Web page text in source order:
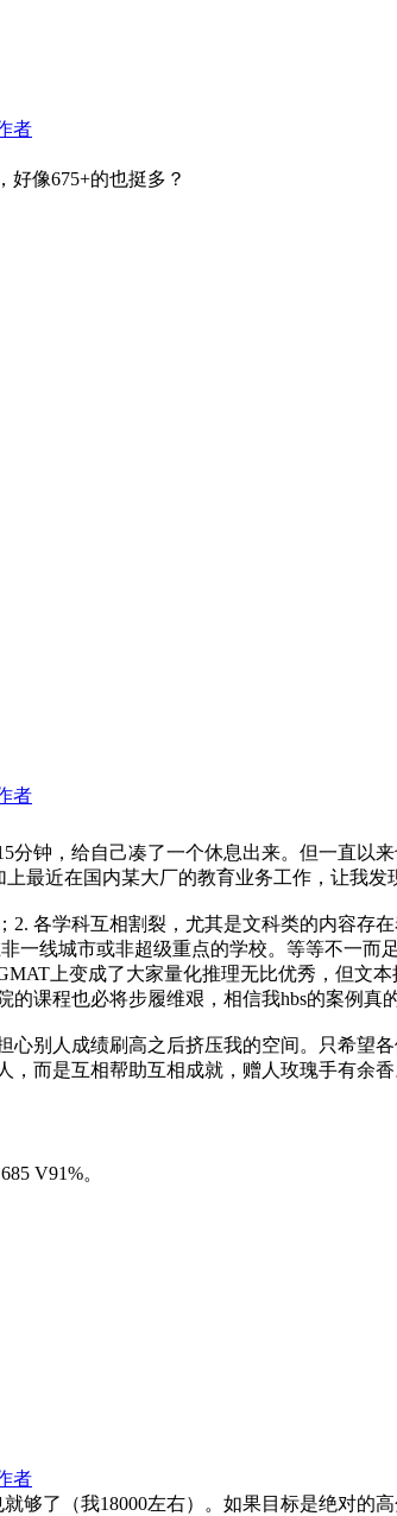
者
好像675+的也挺多？
者
分钟，给自己凑了一个休息出来。但一直以
最近在国内某大厂的教育业务工作，让我
各学科互相割裂，尤其是文科类的内容存
一线城市或非超级重点的学校。等等不一
上变成了大家量化推理无比优秀，但文
课程也必将步履维艰，相信我hbs的案例真
别人成绩刷高之后挤压我的空间。只希望
而是互相帮助互相成就，赠人玫瑰手有余香
V91%。
者
够了（我18000左右）。如果目标是绝对的